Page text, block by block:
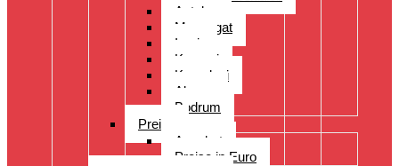
Antalya
Manavgat
Izmir
Kayseri
Kusadasi
Alanya
Bodrum
Preise
Angebot
Preise in Euro